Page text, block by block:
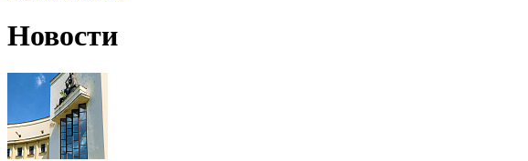
Новости